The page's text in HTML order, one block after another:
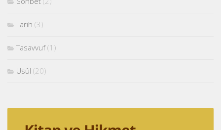
Tarih (3)
Tasavvuf(1)
Usûl (20)